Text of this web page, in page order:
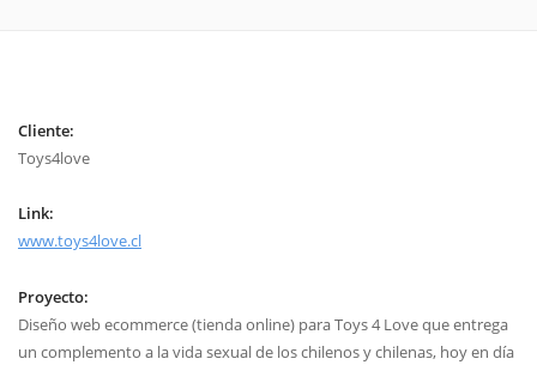
Cliente:
Toys4love
Link:
www.toys4love.cl
Proyecto:
Diseño web ecommerce (tienda online) para Toys 4 Love que entrega
un complemento a la vida sexual de los chilenos y chilenas, hoy en día